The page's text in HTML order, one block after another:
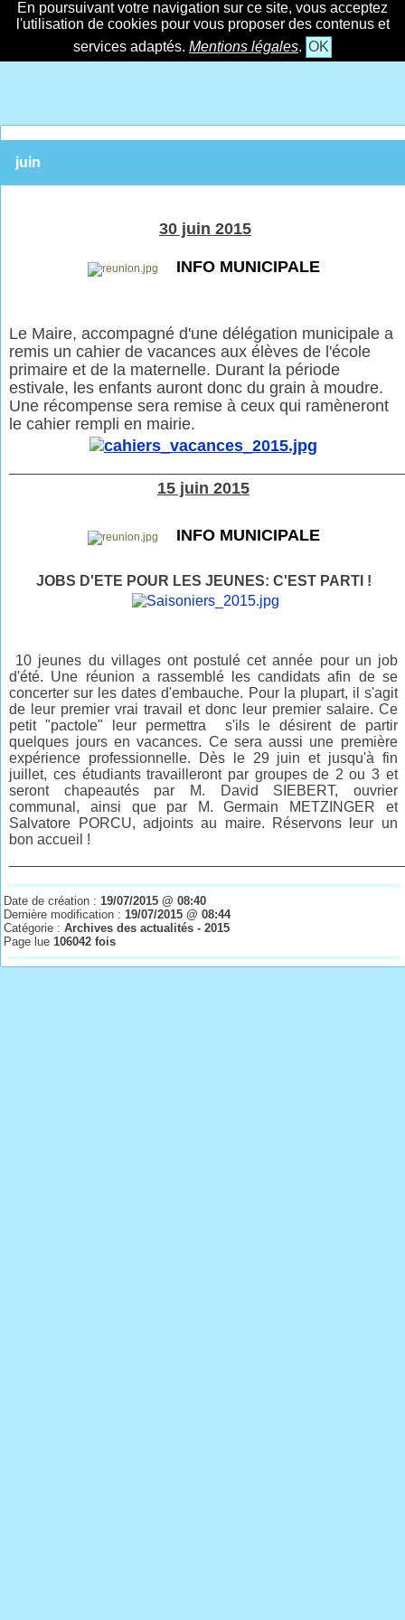
En poursuivant votre navigation sur ce site, vous acceptez
l'utilisation de cookies pour vous proposer des contenus et
services adaptés. Mentions légales. OK
juin
30 juin 2015
INFO MUNICIPALE
Le Maire, accompagné d'une délégation municipale a
remis un cahier de vacances aux élèves de l'école
primaire et de la maternelle. Durant la période
estivale, les enfants auront donc du grain à moudre.
Une récompense sera remise à ceux qui ramèneront
le cahier rempli en mairie.
15 juin 2015
INFO MUNICIPALE
JOBS D'ETE POUR LES JEUNES: C'EST PARTI !
10 jeunes du villages ont postulé cet année pour un job
d'été. Une réunion a rassemblé les candidats afin de se
concerter sur les dates d'embauche. Pour la plupart, il s'agit
de leur premier vrai travail et donc leur premier salaire. Ce
petit "pactole" leur permettra s'ils le désirent de partir
quelques jours en vacances. Ce sera aussi une première
expérience professionnelle. Dès le 29 juin et jusqu'à fin
juillet, ces étudiants travailleront par groupes de 2 ou 3 et
seront chapeautés par M. David SIEBERT, ouvrier
communal, ainsi que par M. Germain METZINGER et
Salvatore PORCU, adjoints au maire.
Réservons leur un
bon accueil !
Date de création :19/07/2015 @ 08:40
Dernière modification :19/07/2015 @ 08:44
Catégorie :Archives des actualités - 2015
Page lue106042 fois